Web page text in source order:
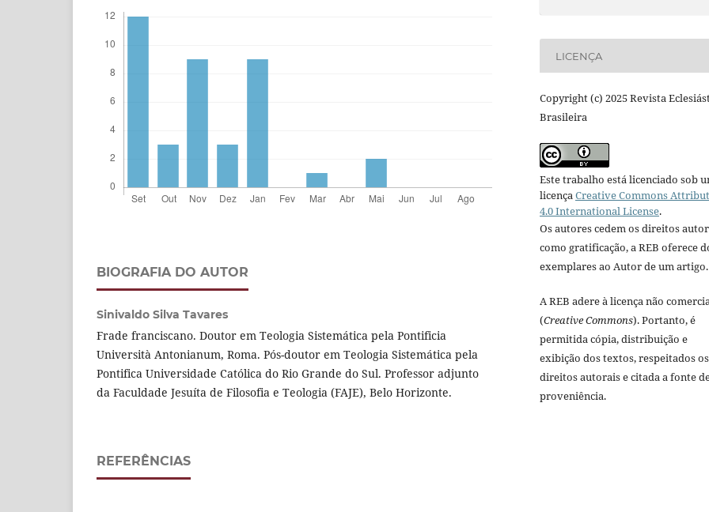
BIOGRAFIA DO AUTOR
Sinivaldo Silva Tavares
Frade franciscano. Doutor em Teologia Sistemática pela Pontificia
Università Antonianum, Roma. Pós-doutor em Teologia Sistemática pela
Pontifica Universidade Católica do Rio Grande do Sul. Professor adjunto
da Faculdade Jesuíta de Filosofia e Teologia (FAJE), Belo Horizonte.
REFERÊNCIAS
LICENÇA
Copyright (c) 2025 Revista
Brasileira
Este trabalho está licenciado sob
licença Creative Commons
4.0 International License.
Os autores cedem os direitos
como gratificação, a REB oferece
exemplares ao Autor de um artigo.
A REB adere à licença não
(Creative Commons). Portanto, é
permitida cópia, distribuição e
exibição dos textos, respeitados os
direitos autorais e citada a fonte
proveniência.